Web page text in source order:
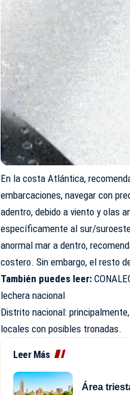
En la costa Atlántica,
embarcaciones, navegar con
adentro, debido a viento y olas
específicamente al sur/
anormal mar a dentro,
costero. Sin embargo, el resto
También puedes leer:
lechera nacional
Distrito nacional:
locales con posibles tronadas.
Leer Más
Área